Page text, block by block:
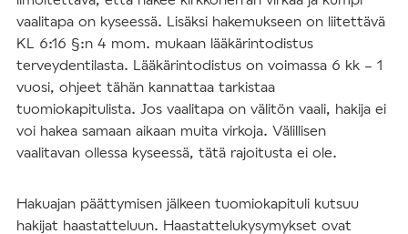
vaalitapa on kyseessä. Lisäksi hakemukseen on liitettävä
KL 6:16 §:n 4 mom. mukaan lääkärintodistus
terveydentilasta. Lääkärintodistus on voimassa 6 kk – 1
vuosi, ohjeet tähän kannattaa tarkistaa
tuomiokapitulista. Jos vaalitapa on välitön vaali, hakija ei
voi hakea samaan aikaan muita virkoja. Välillisen
vaalitavan ollessa kyseessä, tätä rajoitusta ei ole.
Hakuajan päättymisen jälkeen tuomiokapituli kutsuu
hakijat haastatteluun. Haastattelukysymykset ovat